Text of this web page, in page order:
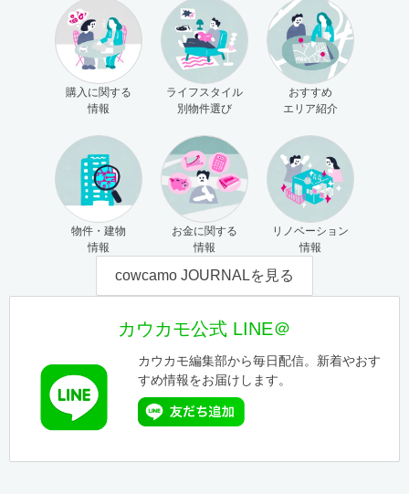
購入に関する
情報
ライフスタイル
別物件選び
おすすめ
エリア紹介
物件・建物
情報
お金に関する
情報
リノベーション
情報
cowcamo JOURNALを見る
カウカモ公式 LINE＠
カウカモ編集部から毎日配信。新着やおす
すめ情報をお届けします。